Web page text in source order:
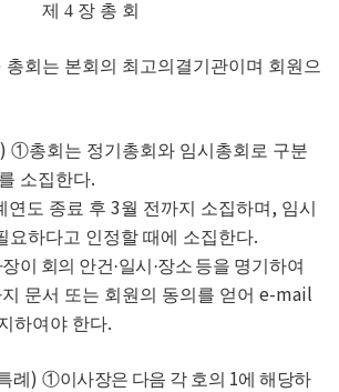
제 4 장 총 회
총회는 본회의 최고의결기관이며 회원으
)①총회는 정기총회와 임시총회로 구분
소집한다.
연도 종료 후 3월 전까지 소집하며 , 임시
요하다고 인정할 때에 소집한다.
이 회의 안건·일시 ·장소 등을 명기하여
문서 또는 회원의 동의를 얻어 e-mail
하여야 한다.
례 )①이사장은 다음 각 호의 1에 해당하